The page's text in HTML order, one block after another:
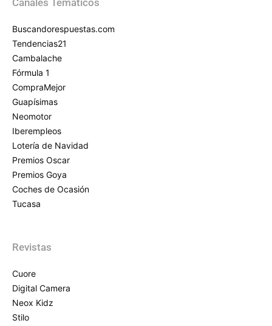
Canales Temáticos
Buscandorespuestas.com
Tendencias21
Cambalache
Fórmula 1
CompraMejor
Guapísimas
Neomotor
Iberempleos
Lotería de Navidad
Premios Oscar
Premios Goya
Coches de Ocasión
Tucasa
Revistas
Cuore
Digital Camera
Neox Kidz
Stilo